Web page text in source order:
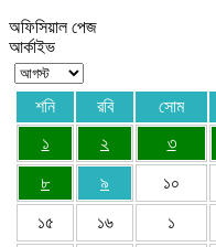
অফিসিয়াল পেজ
আর্কাইভ
শনি রবি সোম
১
২ ৩
৮ ৯ ১০
১৫ ১৬ ১